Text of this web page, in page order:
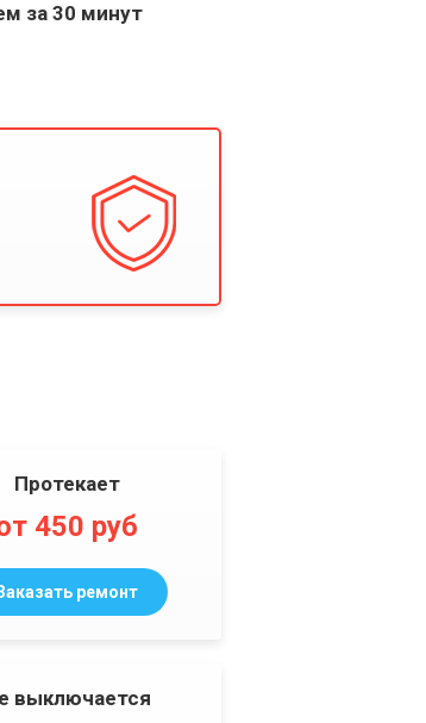
за 30 минут
Протекает
450 руб
ремонт
выключается